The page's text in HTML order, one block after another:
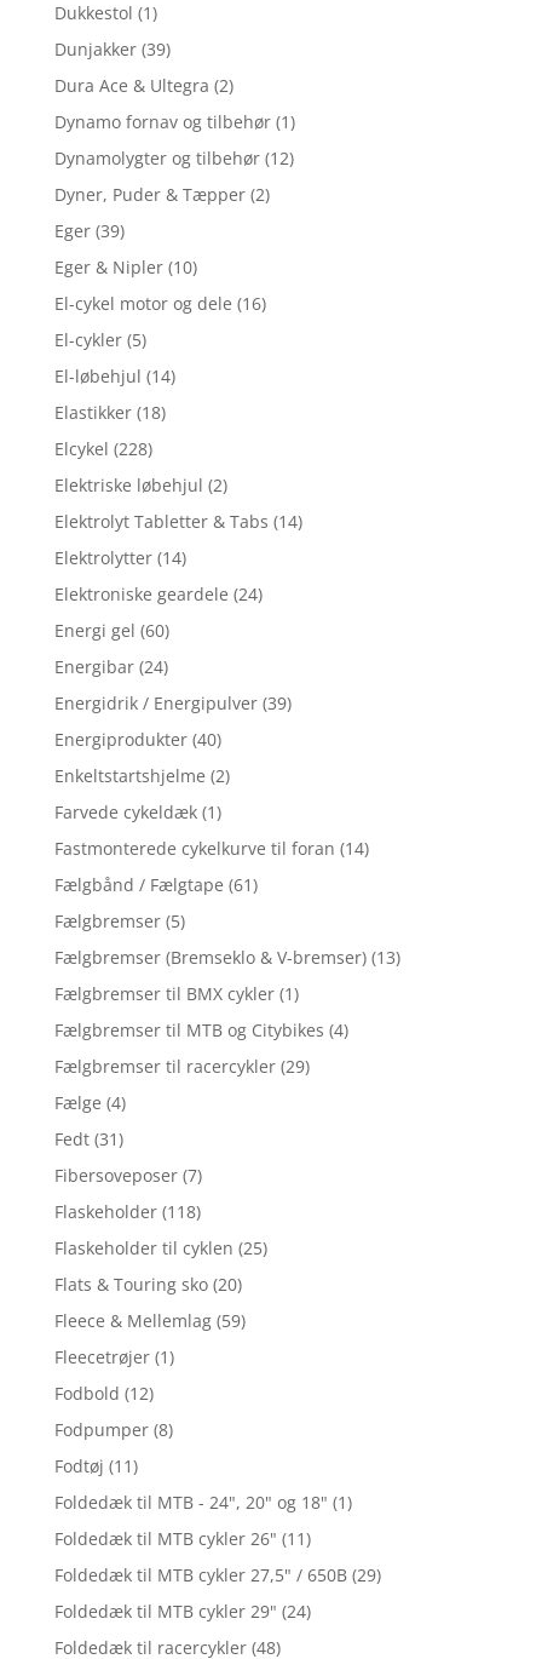
Dukkestol (1)
Dunjakker (39)
Dura Ace & Ultegra (2)
Dynamo fornav og tilbehør (1)
Dynamolygter og tilbehør (12)
Dyner, Puder & Tæpper (2)
Eger (39)
Eger & Nipler (10)
El-cykel motor og dele (16)
El-cykler (5)
El-løbehjul (14)
Elastikker (18)
Elcykel (228)
Elektriske løbehjul (2)
Elektrolyt Tabletter & Tabs (14)
Elektrolytter (14)
Elektroniske geardele (24)
Energi gel (60)
Energibar (24)
Energidrik / Energipulver (39)
Energiprodukter (40)
Enkeltstartshjelme (2)
Farvede cykeldæk (1)
Fastmonterede cykelkurve til foran (14)
Fælgbånd / Fælgtape (61)
Fælgbremser (5)
Fælgbremser (Bremseklo & V-bremser) (13)
Fælgbremser til BMX cykler (1)
Fælgbremser til MTB og Citybikes (4)
Fælgbremser til racercykler (29)
Fælge (4)
Fedt (31)
Fibersoveposer (7)
Flaskeholder (118)
Flaskeholder til cyklen (25)
Flats & Touring sko (20)
Fleece & Mellemlag (59)
Fleecetrøjer (1)
Fodbold (12)
Fodpumper (8)
Fodtøj (11)
Foldedæk til MTB - 24", 20" og 18" (1)
Foldedæk til MTB cykler 26" (11)
Foldedæk til MTB cykler 27,5" / 650B (29)
Foldedæk til MTB cykler 29" (24)
Foldedæk til racercykler (48)